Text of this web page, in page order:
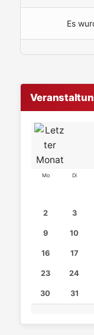
Es
Mo Di
2 3
9 10
16 17
23 24
30 31